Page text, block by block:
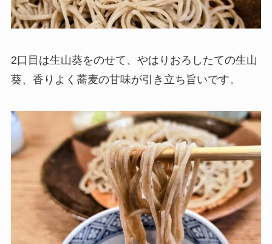
2口目は生山葵をのせて、やはりおろしたての生山
葵、香りよく蕎麦の甘味が引き立ち旨いです。